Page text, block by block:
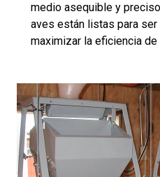
medio asequible y
aves están listas para
maximizar la eficiencia